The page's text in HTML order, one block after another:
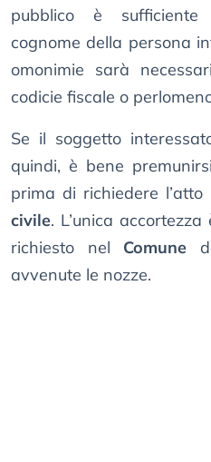
pubblico è
cognome della persona
omonimie sarà
codicie fiscale o
Se il soggetto
quindi, è bene
prima di richiedere
civile. L’unica
richiesto nel Comune
avvenute le nozze.